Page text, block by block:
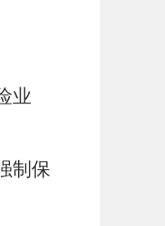
业
制保